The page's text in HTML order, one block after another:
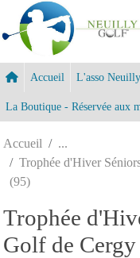
Accueil L'asso
La Boutique - Réservée aux
Accueil
Trophée d'Hiver
(95)
Trophée
Golf de
Panneau de gestion des